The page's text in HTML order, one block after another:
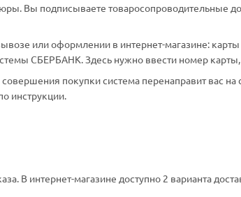
Вы подписываете товаросопроводительные
или оформлении в интернет-магазине:
СБЕРБАНК. Здесь нужно ввести номер
покупки система перенаправит вас
инструкции.
В интернет-магазине доступно 2 варианта